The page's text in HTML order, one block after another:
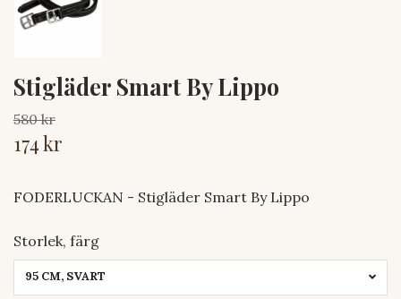
Stigläder Smart By Lippo
580 kr
174 kr
FODERLUCKAN - Stigläder Smart By Lippo
Storlek, färg
95 CM, SVART